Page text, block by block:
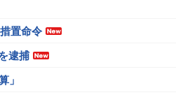
置命令
逮捕
」